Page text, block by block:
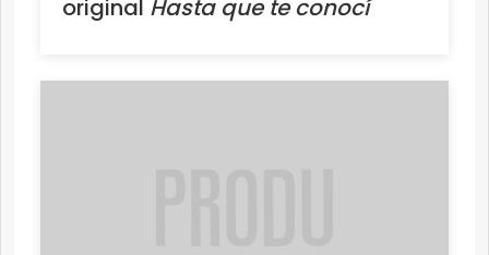
original Hasta que te conocí